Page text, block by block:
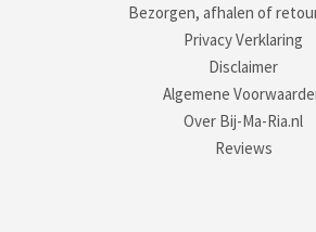
Bezorgen, afhalen of
Privacy Verklaring
Disclaimer
Algemene
Over Bij-Ma-Ria.nl
Reviews